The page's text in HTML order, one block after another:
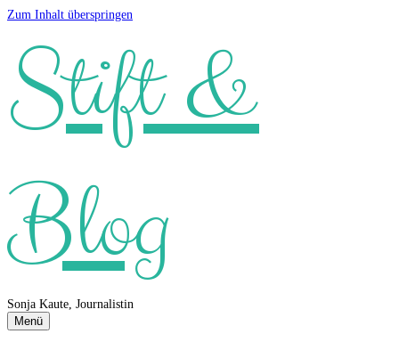
Zum Inhalt überspringen
Stift &
Blog
Sonja Kaute, Journalistin
Menü